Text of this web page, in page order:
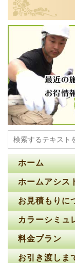
ホーム
ホームアシス
お見積もりに
カラーシミュ
料金プラン
お引き渡しま